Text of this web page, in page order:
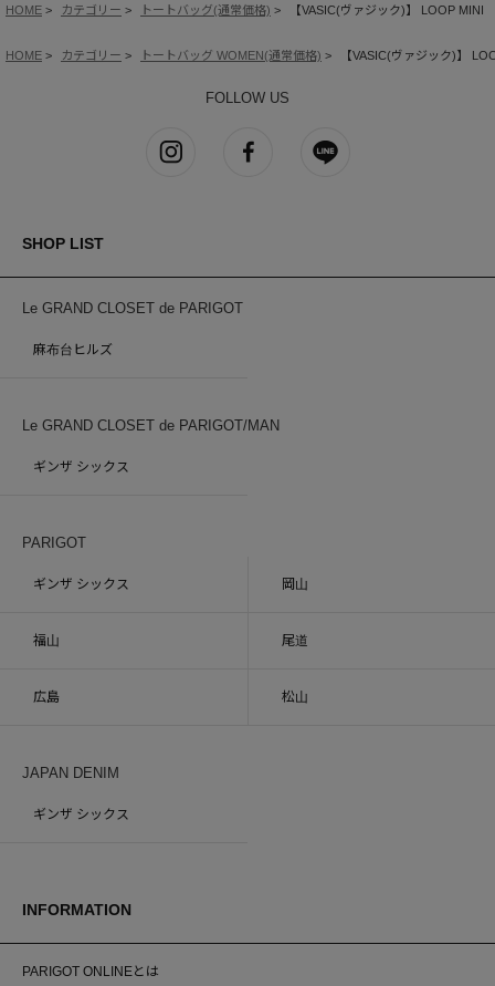
HOME カテゴリー トートバッグ(通常価格) 【VASIC(ヴァジック)】 LOOP MINI
HOME カテゴリー トートバッグ WOMEN(通常価格) 【VASIC(ヴァジック)】
FOLLOW US
SHOP LIST
Le GRAND CLOSET de PARIGOT
麻布台ヒルズ
Le GRAND CLOSET de PARIGOT/MAN
ギンザ シックス
PARIGOT
ギンザ シックス 岡山
福山 尾道
広島 松山
JAPAN DENIM
ギンザ シックス
INFORMATION
PARIGOT ONLINEとは